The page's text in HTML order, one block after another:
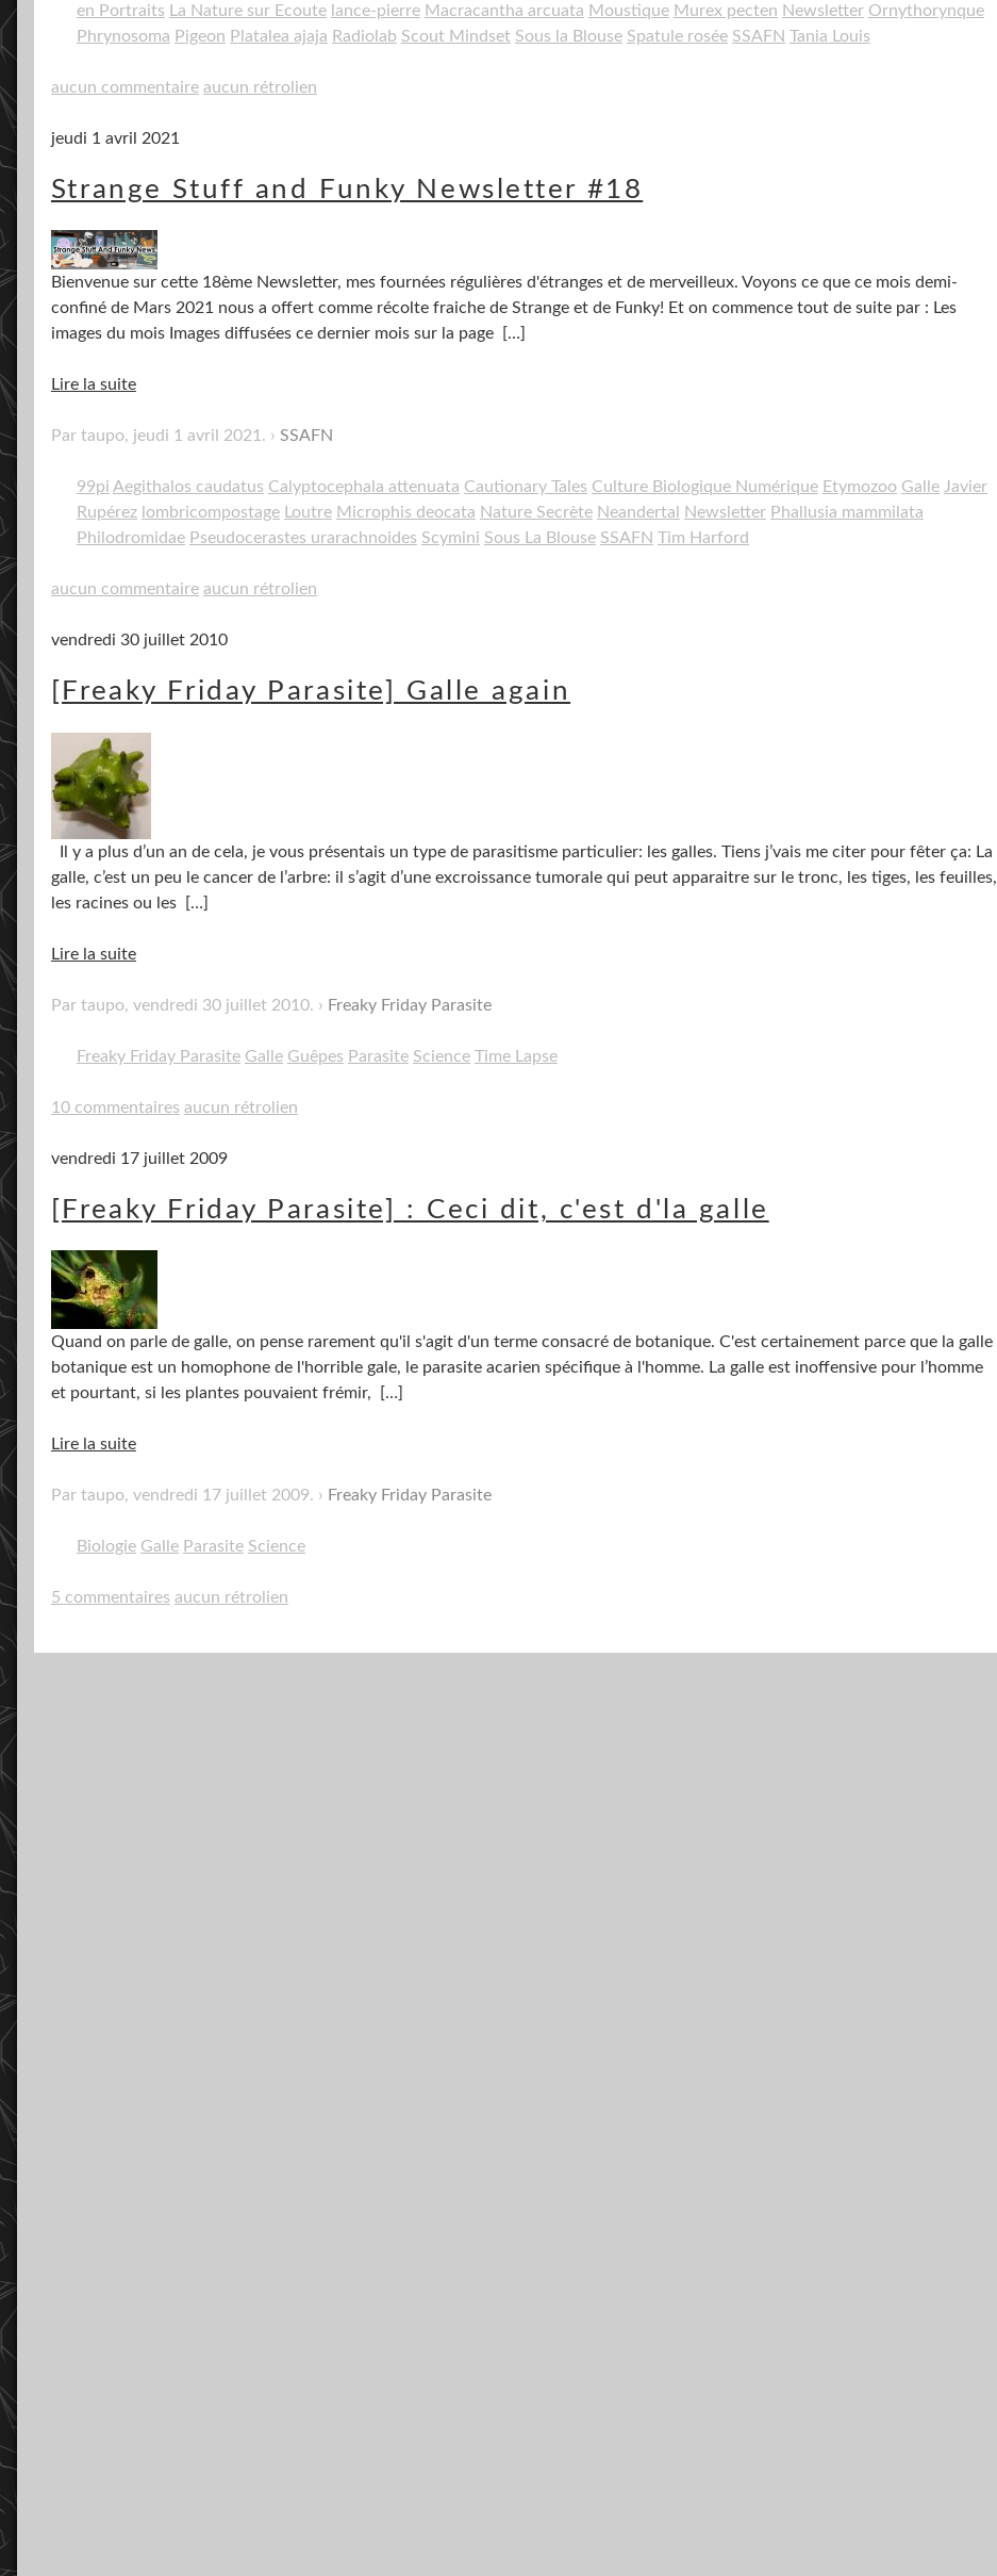
en Portraits La Nature sur Ecoute lance-pierre Macracantha arcuata Moustique Murex pecten Newsletter Ornythorynque
Phrynosoma Pigeon Platalea ajaja Radiolab Scout Mindset Sous la Blouse Spatule rosée SSAFN Tania Louis
aucun commentaire aucun rétrolien
jeudi 1 avril 2021
Strange Stuff and Funky Newsletter #18
Bienvenue sur cette 18ème Newsletter, mes fournées régulières d'étranges et de merveilleux. Voyons ce que ce mois demi-
confiné de Mars 2021 nous a offert comme récolte fraiche de Strange et de Funky! Et on commence tout de suite par : Les
images du mois Images diffusées ce dernier mois sur la page
[…]
Lire la suite
Par taupo, jeudi 1 avril 2021 . SSAFN
99pi Aegithalos caudatus Calyptocephala attenuata Cautionary Tales Culture Biologique Numérique Etymozoo Galle Javier
Rupérez lombricompostage Loutre Microphis deocata Nature Secrète Neandertal Newsletter Phallusia mammilata
Philodromidae Pseudocerastes urarachnoides Scymini Sous La Blouse SSAFN Tim Harford
aucun commentaire aucun rétrolien
vendredi 30 juillet 2010
[Freaky Friday Parasite] Galle again
Il y a plus d’un an de cela, je vous présentais un type de parasitisme particulier: les galles. Tiens j’vais me citer pour fêter ça: La
galle, c’est un peu le cancer de l’arbre: il s’agit d’une excroissance tumorale qui peut apparaitre sur le tronc, les tiges, les feuilles,
les racines ou les
[…]
Lire la suite
Par taupo, vendredi 30 juillet 2010. Freaky Friday Parasite
Freaky Friday Parasite Galle Guêpes Parasite Science Time Lapse
10 commentaires aucun rétrolien
vendredi 17 juillet 2009
[Freaky Friday Parasite] : Ceci dit, c'est d'la galle
Quand on parle de galle, on pense rarement qu'il s'agit d'un terme consacré de botanique. C'est certainement parce que la galle
botanique est un homophone de l'horrible gale, le parasite acarien spécifique à l'homme. La galle est inoffensive pour l’homme
et pourtant, si les plantes pouvaient frémir,
[…]
Lire la suite
Par taupo, vendredi 17 juillet 2009. Freaky Friday Parasite
Biologie Galle Parasite Science
5 commentaires aucun rétrolien